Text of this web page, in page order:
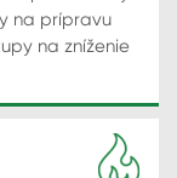
na prípravu
na zníženie